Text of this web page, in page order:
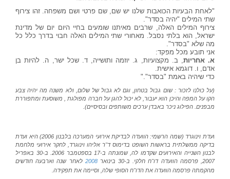
"לאחת הבעיות הכואבות שלנו יש שם, שם פרטי ושם משפחה. זהו צירוף
שתי המילים "יהיה בסדר".
צירוף המילים האלה, שרבים מאיתנו שומעים בחיי היום יום של מדינת
ישראל, הוא בלתי נסבל. מאחורי שתי המילים האלה חבוי בדרך כלל כל
מה שלא "בסדר".
אני תובע מכל מפקד:
א. אחריות, ב. מקצועיות, ג. יוזמה ותושייה, ד. שכל ישר, ה. להיות בן
אדם, ו. דוגמא אישית.
כדי שיהיה באמת "בסדר"."
(על כולנו לזכור : שום גבול בטחון, וגם לא גבול של שלום, ולא משנה מה יהיה צבע
הקו על המפה והיכן הוא יעבור, לא יכול להגן על חברה מפולגת , משוסעת ומתפוררת
מבפנים. הפילוג ניכר באבדן ערכים משותפים ובסיסיים).
ועדת וינוגרד
(שמה הרשמי: הוועדה לבדיקת אירועי המערכה בלבנון 2006) היא ועדת
בדיקה ממשלתית בראשות השופט בדימוס ד"ר אליהו וינוגרד, לחקר אירועי מלחמת
לבנון השנייה והאירועים שקדמו לה, שמונתה ב-17 בספטמבר 2006. ב-30 באפריל
2007, פרסמה הוועדה דו"ח חלקי. ב-30 בינואר
2008 לאחר שנה וארבעה חודשים
מהקמתה פרסמה הוועדה את הדו"ח הסופי שלה, וסיימה את תפקידה.